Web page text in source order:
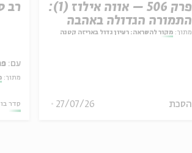
רב
עם:
מתוך:
סדר
פרק 506 – אווה אילוז (1):
התמורה הגדולה באהבה
מתוך: מקור להשראה: רעיון גדול באריזה קטנה
הסכת 27/07/26